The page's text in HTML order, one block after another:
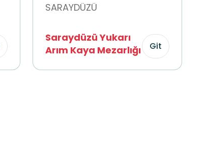
SARAYDÜZÜ
Saraydüzü Yukarı
Arım Kaya Mezarlığı
Git